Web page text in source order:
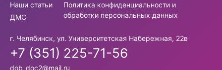
Наши статьи
ДМС
Политика конфиденциальности и
обработки персональных данных
г. Челябинск, ул. Университетская Набережная, 22в
+7 (351) 225-71-56
dob_doc2@mail.ru